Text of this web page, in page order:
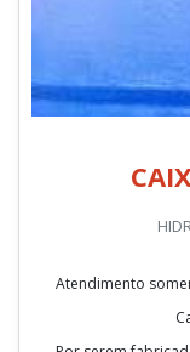
Atendimento